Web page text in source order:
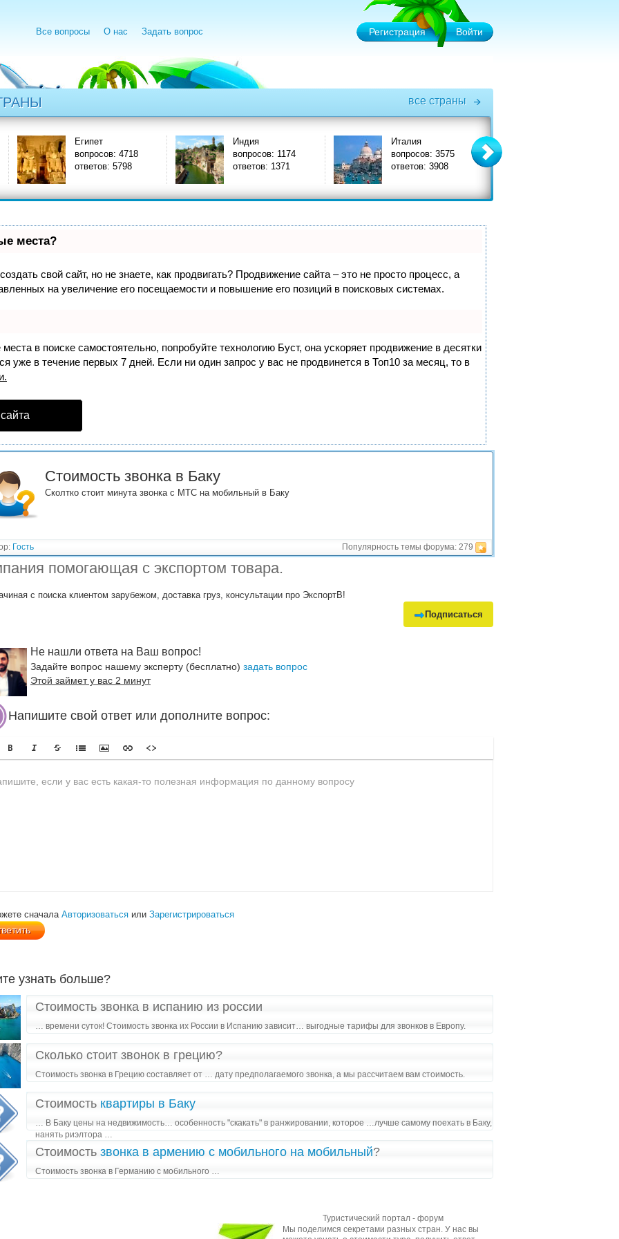
Все вопросы О нас Задать вопрос Регистрация Войти
все страны
Египет
вопросов: 4718
ответов: 5798
Индия
вопросов: 1174
ответов: 1371
Италия
вопросов: 3575
ответов: 3908
места?
свой сайт, но не знаете, как продвигать? Продвижение сайта – это не просто процесс, а
на увеличение его посещаемости и повышение его позиций в поисковых системах.
в поиске самостоятельно, попробуйте технологию Буст, она ускоряет продвижение в десятки
уже в течение первых 7 дней. Если ни один запрос у вас не продвинется в Топ10 за месяц, то в
Стоимость звонка в Баку
Сколтко стоит минута звонка с МТС на мобильный в Баку
Гость Популярность темы форума: 279
помогающая с экспортом товара.
с поиска клиентом зарубежом, доставка груз, консультации про ЭкспортВ!
Подписаться
Не нашли ответа на Ваш вопрос!
Задайте вопрос нашему эксперту (бесплатно) задать вопрос
Этой займет у вас 2 минут
Напишите свой ответ или дополните вопрос:
сначала Авторизоваться или Зарегистрироваться
узнать больше?
Стоимость звонка в испанию из россии
… времени суток! Стоимость звонка их России в Испанию зависит… выгодные тарифы для звонков в Европу.
Сколько стоит звонок в грецию?
Стоимость звонка в Грецию составляет от … дату предполагаемого звонка, а мы рассчитаем вам стоимость.
Стоимость квартиры в Баку
… В Баку цены на недвижимость… особенность "скакать" в ранжировании, которое …лучше самому поехать в Баку,
нанять риэлтора …
Стоимость звонка в армению с мобильного на мобильный?
Стоимость звонка в Германию с мобильного …
Туристический портал - форум
Мы поделимся секретами разных стран. У нас вы